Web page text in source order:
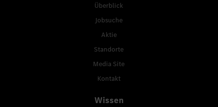
Überblick
Jobsuche
Aktie
Standorte
Media Site
Kontakt
Wissen